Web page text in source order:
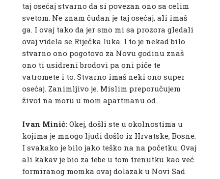
taj osećaj stvarno da si povezan ono sa celim
svetom. Ne znam čudan je taj osećaj, ali imaš
ga. I ovaj tako da jer smo mi sa prozora gledali
ovaj videla se Riječka luka. I to je nekad bilo
stvarno ono pogotovo za Novu godinu znaš
ono ti usidreni brodovi pa oni piče te
vatromete i to. Stvarno imaš neki ono super
osećaj. Zanimljivo je. Mislim preporučujem
život na moru u mom apartmanu od…
Ivan Minić: Okej, došli ste u okolnostima u
kojima je mnogo ljudi došlo iz Hrvatske, Bosne.
I svakako je bilo jako teško na na početku. Ovaj
ali kakav je bio za tebe u tom trenutku kao već
formiranog momka ovaj dolazak u Novi Sad